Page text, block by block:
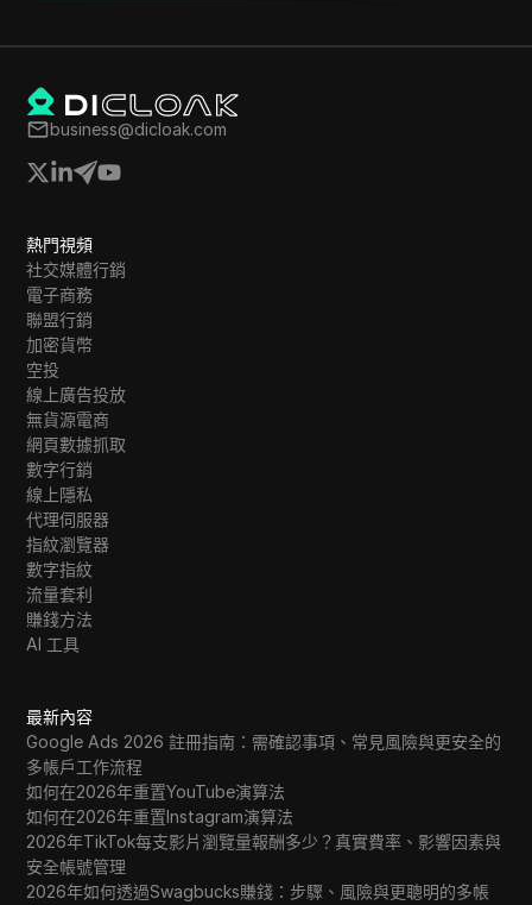
business@dicloak.com
熱門視頻
社交媒體行銷
電子商務
聯盟行銷
加密貨幣
空投
線上廣告投放
無貨源電商
網頁數據抓取
數字行銷
線上隱私
代理伺服器
指紋瀏覽器
數字指紋
流量套利
賺錢方法
AI 工具
最新內容
Google Ads 2026 註冊指南：需確認事項、常見風險與更安全的
多帳戶工作流程
如何在2026年重置YouTube演算法
如何在2026年重置Instagram演算法
2026年TikTok每支影片瀏覽量報酬多少？真實費率、影響因素與
安全帳號管理
2026年如何透過Swagbucks賺錢：步驟、風險與更聰明的多帳